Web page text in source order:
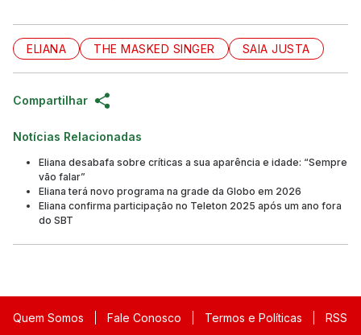
ELIANA THE MASKED SINGER SAIA JUSTA
Compartilhar
Notícias Relacionadas
Eliana desabafa sobre críticas a sua aparência e idade: “Sempre
vão falar”
Eliana terá novo programa na grade da Globo em 2026
Eliana confirma participação no Teleton 2025 após um ano fora
do SBT
Quem Somos Fale Conosco Termos e Políticas RSS